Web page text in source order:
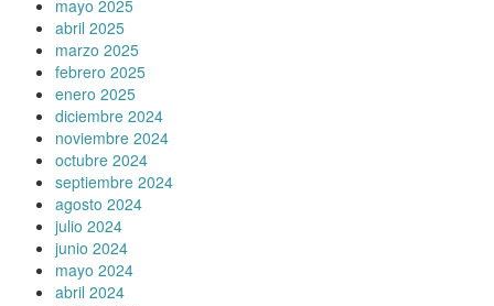
mayo 2025
abril 2025
marzo 2025
febrero 2025
enero 2025
diciembre 2024
noviembre 2024
octubre 2024
septiembre 2024
agosto 2024
julio 2024
junio 2024
mayo 2024
abril 2024